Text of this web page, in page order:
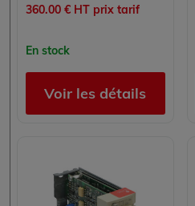
360.00 € HT prix tarif
En stock
Voir les détails